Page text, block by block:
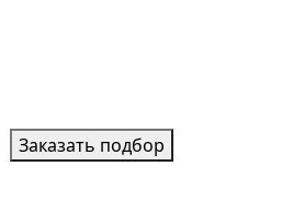
Заказать подбор